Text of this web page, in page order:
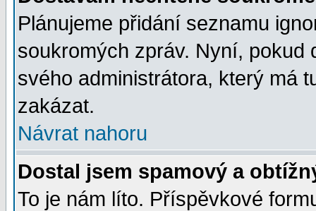
Plánujeme přidání seznamu
soukromých zpráv. Nyní, pokud
svého administrátora, který má
zakázat.
Návrat nahoru
Dostal jsem spamový a
To je nám líto. Příspěvkové